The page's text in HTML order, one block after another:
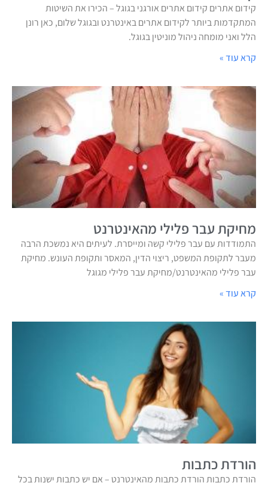
קידום אתרים קידום אתרים אורגני בגוגל – הכירו את השיטות
המתקדמות ביותר לקידום אתרים באינטרנט ובגוגל שלום, כאן רונן
הלל ואני מומחה ניהול מוניטין בגוגל.
קרא עוד »
מחיקת עבר פלילי מהאינטרנט
התמודדות עם עבר פלילי קשה ומייסרת. לעיתים היא נמשכת הרבה
מעבר לתקופת המשפט, ריצוי הדין, המאסר ותקופת העונש. מחיקת
עבר פלילי מהאינטרנט/מחיקת עבר פלילי מגוגל
קרא עוד »
הורדת כתבות
הורדת כתבות הורדת כתבות מהאינטרנט – אם יש כתבות ישנות בכל